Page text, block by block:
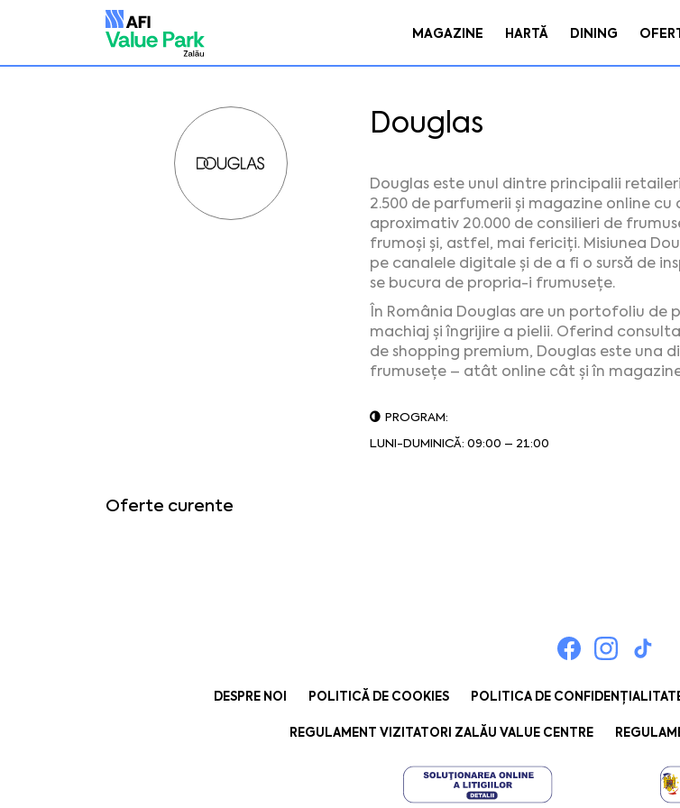
MAGAZINE HARTĂ DINING
Douglas
Douglas este unul dintre principalii
2.500 de parfumerii și magazine online
aproximativ 20.000 de consilieri de
frumoși și, astfel, mai fericiți. Misiunea
pe canalele digitale și de a fi o sursă de
se bucura de propria-i frumusețe.
În România Douglas are un portofoliu
machiaj și îngrijire a pielii. Oferind
de shopping premium, Douglas este
frumusețe – atât online cât și în
PROGRAM:
LUNI-DUMINICĂ: 09:00 – 21:00
Oferte curente
DESPRE NOI POLITICĂ DE COOKIES POLITICA DE
REGULAMENT VIZITATORI ZALĂU VALUE CENTRE